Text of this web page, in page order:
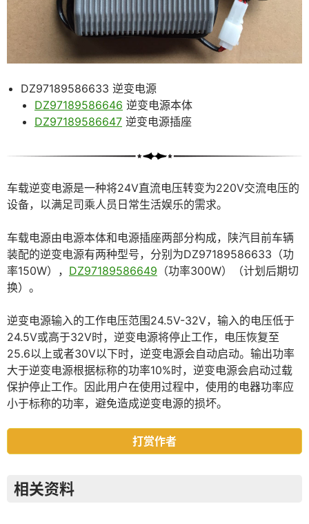
DZ97189586633 逆变电源
DZ97189586646 逆变电源本体
DZ97189586647 逆变电源插座
车载逆变电源是一种将24V直流电压转变为220V交流电压的
设备，以满足司乘人员日常生活娱乐的需求。
车载电源由电源本体和电源插座两部分构成，陕汽目前车辆
装配的逆变电源有两种型号，分别为DZ97189586633（功
率150W）， DZ97189586649 （功率300W）（计划后期切
换）。
逆变电源输入的工作电压范围24.5V-32V，输入的电压低于
24.5V或高于32V时，逆变电源将停止工作，电压恢复至
25.6以上或者30V以下时，逆变电源会自动启动。输出功率
大于逆变电源根据标称的功率10%时，逆变电源会启动过载
保护停止工作。因此用户在使用过程中，使用的电器功率应
小于标称的功率，避免造成逆变电源的损坏。
打赏作者
相关资料